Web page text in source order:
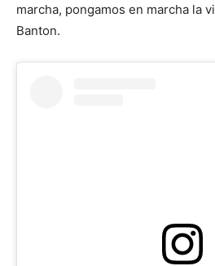
marcha, pongamos en marcha la
Banton.